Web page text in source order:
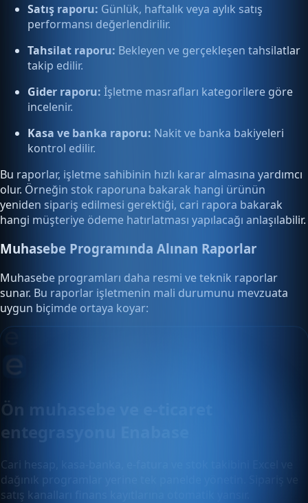
Satış raporu: Günlük, haftalık veya aylık satış
performansı değerlendirilir.
Tahsilat raporu: Bekleyen ve gerçekleşen tahsilatlar
takip edilir.
Gider raporu: İşletme masrafları kategorilere göre
incelenir.
Kasa ve banka raporu: Nakit ve banka bakiyeleri
kontrol edilir.
Bu raporlar, işletme sahibinin hızlı karar almasına yardımcı
olur. Örneğin stok raporuna bakarak hangi ürünün
yeniden sipariş edilmesi gerektiği, cari rapora bakarak
hangi müşteriye ödeme hatırlatması yapılacağı anlaşılabilir.
Muhasebe Programında Alınan Raporlar
Muhasebe programları daha resmi ve teknik raporlar
sunar. Bu raporlar işletmenin mali durumunu mevzuata
uygun biçimde ortaya koyar:
Ön muhasebe ve e-ticaret
entegrasyonu Enabase
Cari hesap, kasa-banka, e-fatura ve stok takibini Excel ve
dağınık programlar yerine tek panelde yönetin. Sipariş ve
satış kanalları finans kayıtlarına otomatik yansır.